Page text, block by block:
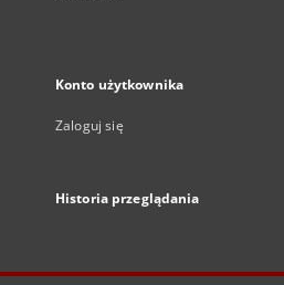
Konto użytkownika
Zaloguj się
Historia przeglądania